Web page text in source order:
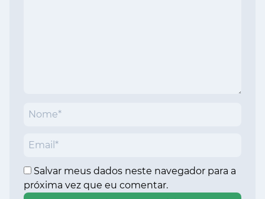
Salvar meus dados neste navegador para a
próxima vez que eu comentar.